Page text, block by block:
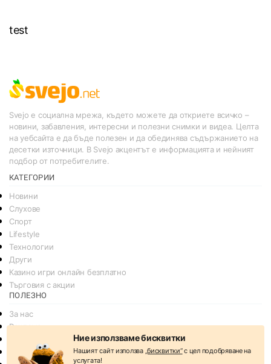
test
Svejo е социална мрежа, където можете да откриете всичко –
новини, забавления, интересни и полезни снимки и видеа. Целта
на уебсайта е да бъде полезен и да обединява съдържанието на
десетки източници. В Svejo акцентът е информацията и нейният
подбор от потребителите.
КАТЕГОРИИ
Новини
Слухове
Спорт
Lifestyle
Технологии
Други
Казино игри онлайн безплатно
Търговия с акции
ПОЛЕЗНО
За нас
Реклама
Условия за споделяне
Ние използваме бисквитки
Нашият сайт използва „бисквитки“с цел подобряване на
услугата!